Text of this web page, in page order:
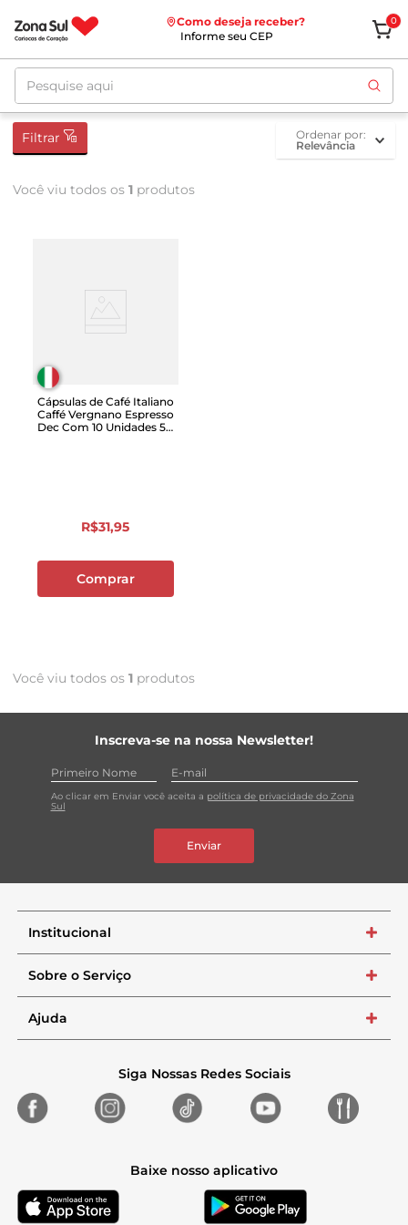
Como deseja receber?
Informe seu CEP
0
Pesquise aqui
Filtrar
ordenar por
Relevância
Você viu todos os 1 produtos
Cápsulas de Café Italiano
Caffé Vergnano Espresso
Dec Com 10 Unidades 5g
R$31,95
Comprar
Você viu todos os 1 produtos
Inscreva-se na nossa Newsletter!
Ao clicar em Enviar você aceita a política de privacidade do Zona
Sul
Enviar
Institucional +
Sobre o Serviço +
Ajuda +
Siga Nossas Redes Sociais
Baixe nosso aplicativo